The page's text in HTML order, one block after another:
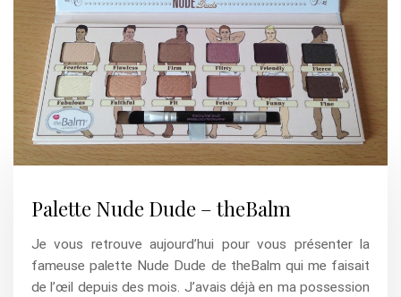
Palette Nude Dude – theBalm
Je vous retrouve aujourd’hui pour vous présenter la
fameuse palette Nude Dude de theBalm qui me faisait
de l’œil depuis des mois. J’avais déjà en ma possession